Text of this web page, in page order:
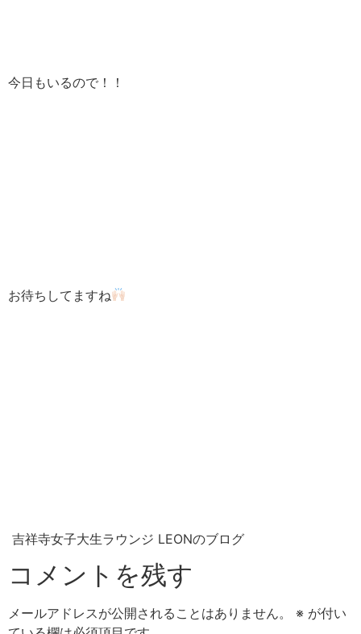
今日もいるので！！
お待ちしてますね
吉祥寺女子大生ラウンジ LEONのブログ
コメントを残す
メールアドレスが公開されることはありません。 ※ が付い